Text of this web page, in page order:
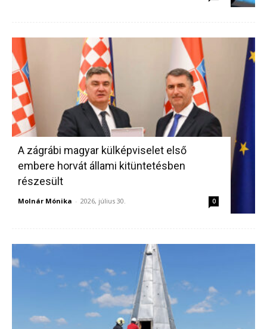
A zágrábi magyar külképviselet első
embere horvát állami kitüntetésben
részesült
Molnár Mónika - 2026, július 30. 0